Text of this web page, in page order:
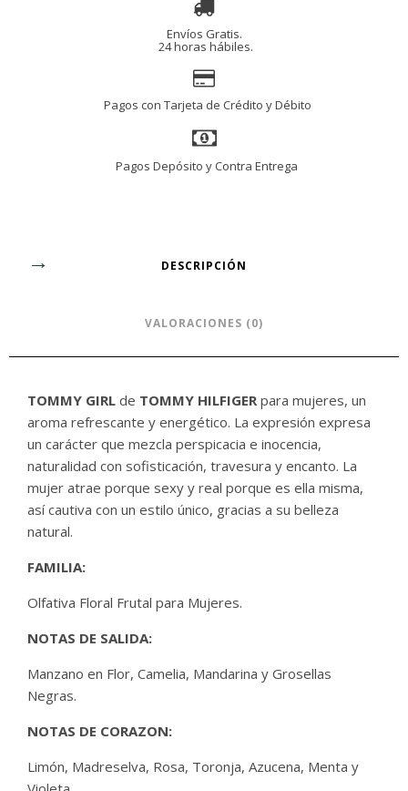
Envíos Gratis.
24 horas hábiles.
Pagos con Tarjeta de Crédito y Débito
Pagos Depósito y Contra Entrega
DESCRIPCIÓN
VALORACIONES (0)
TOMMY GIRL de TOMMY HILFIGER para mujeres, un
aroma refrescante y energético. La expresión expresa
un carácter que mezcla perspicacia e inocencia,
naturalidad con sofisticación, travesura y encanto. La
mujer atrae porque sexy y real porque es ella misma,
así cautiva con un estilo único, gracias a su belleza
natural.
FAMILIA:
Olfativa Floral Frutal para Mujeres.
NOTAS DE SALIDA:
Manzano en Flor, Camelia, Mandarina y Grosellas
Negras.
NOTAS DE CORAZON:
Limón, Madreselva, Rosa, Toronja, Azucena, Menta y